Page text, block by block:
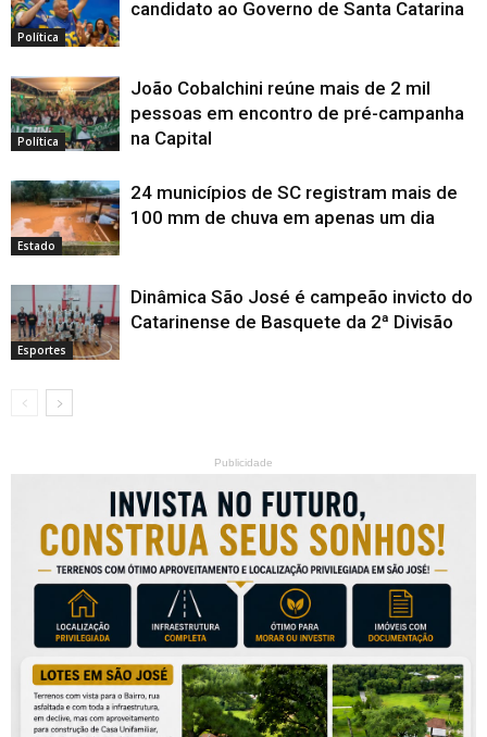
Política
candidato ao Governo de Santa Catarina
Política
João Cobalchini reúne mais de 2 mil
pessoas em encontro de pré-campanha
na Capital
Estado
24 municípios de SC registram mais de
100 mm de chuva em apenas um dia
Esportes
Dinâmica São José é campeão invicto do
Catarinense de Basquete da 2ª Divisão
Publicidade